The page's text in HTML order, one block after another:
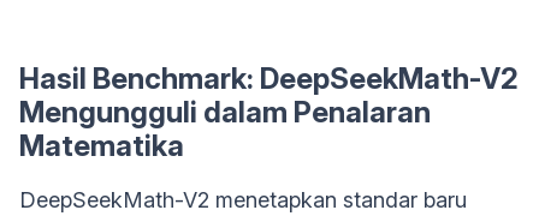
Hasil Benchmark: DeepSeekMath-V2
Mengungguli dalam Penalaran
Matematika
DeepSeekMath-V2 menetapkan standar baru